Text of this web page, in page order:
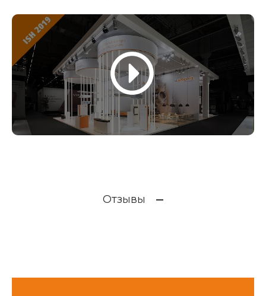
Отзывы